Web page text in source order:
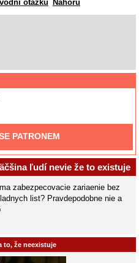
otázku Nahoru
PATRONEM
ľudí nevie že to existuje
zabezpecovacie zariaenie bez
list? Pravdepodobne nie a
to, že neexistuje